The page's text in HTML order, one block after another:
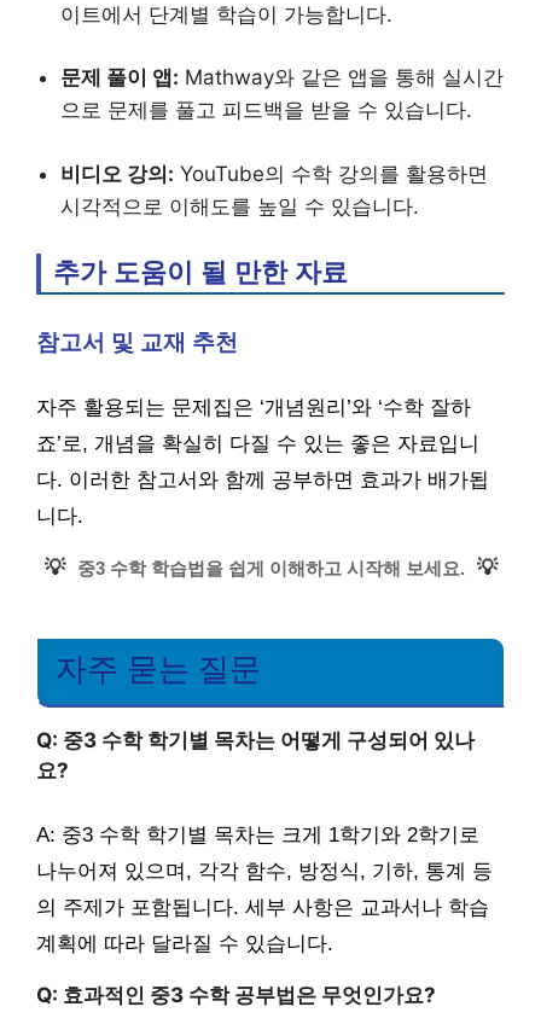
이트에서 단계별 학습이 가능합니다.
문제 풀이 앱: Mathway와 같은 앱을 통해 실시간
으로 문제를 풀고 피드백을 받을 수 있습니다.
비디오 강의: YouTube의 수학 강의를 활용하면
시각적으로 이해도를 높일 수 있습니다.
추가 도움이 될 만한 자료
참고서 및 교재 추천
자주 활용되는 문제집은 ‘개념원리’와 ‘수학 잘하
죠’로, 개념을 확실히 다질 수 있는 좋은 자료입니
다. 이러한 참고서와 함께 공부하면 효과가 배가됩
니다.
💡 중3 수학 학습법을 쉽게 이해하고 시작해 보세요. 💡
자주 묻는 질문
Q: 중3 수학 학기별 목차는 어떻게 구성되어 있나
요?
A: 중3 수학 학기별 목차는 크게 1학기와 2학기로
나누어져 있으며, 각각 함수, 방정식, 기하, 통계 등
의 주제가 포함됩니다. 세부 사항은 교과서나 학습
계획에 따라 달라질 수 있습니다.
Q: 효과적인 중3 수학 공부법은 무엇인가요?